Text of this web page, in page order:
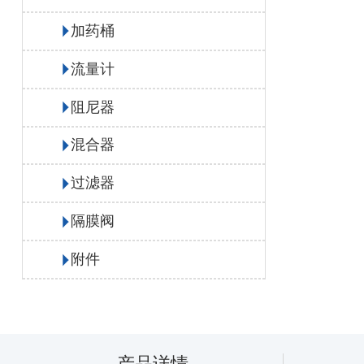
加药桶
流量计
阻尼器
混合器
过滤器
隔膜阀
附件